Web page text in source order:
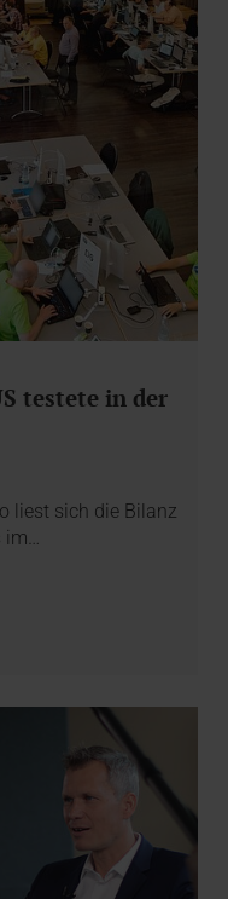
testete in der
liest sich die Bilanz
im…